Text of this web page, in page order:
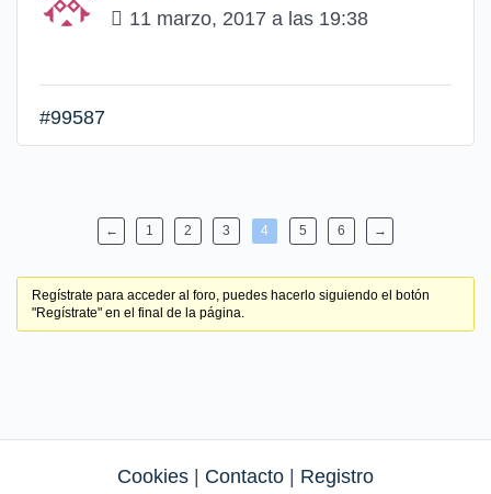
11 marzo, 2017 a las 19:38
#99587
← 1 2 3 4 5 6 →
Regístrate para acceder al foro, puedes hacerlo siguiendo el botón
"Regístrate" en el final de la página.
Cookies Contacto Registro